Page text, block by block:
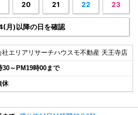
20 21 22 23
月)以降の日を確認
社エリアリサーチハウスモ不動産 天王寺店
30～PM19時00まで
休